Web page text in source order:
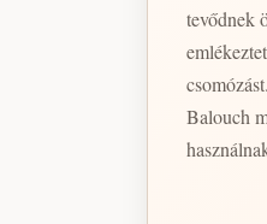
tevődnek
Balouch